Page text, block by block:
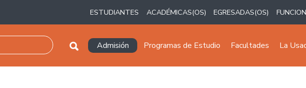
ESTUDIANTES ACADÉMICAS(OS) EGRESADAS(OS)
Navegación principal
Admisión Programas de Estudio Facultades La